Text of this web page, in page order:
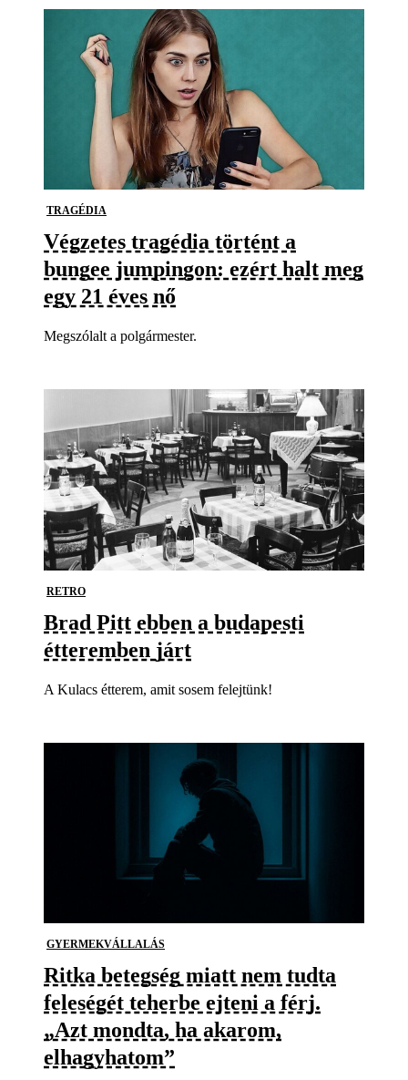
TRAGÉDIA
Végzetes tragédia történt a
bungee jumpingon: ezért halt meg
egy 21 éves nő
Megszólalt a polgármester.
RETRO
Brad Pitt ebben a budapesti
étteremben járt
A Kulacs étterem, amit sosem felejtünk!
GYERMEKVÁLLALÁS
Ritka betegség miatt nem tudta
feleségét teherbe ejteni a férj.
„Azt mondta, ha akarom,
elhagyhatom”